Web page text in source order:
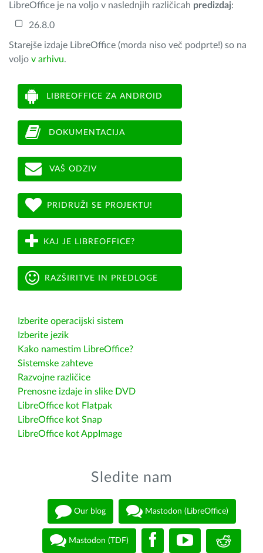
LibreOffice je na voljo v naslednjih različicah predizdaj:
26.8.0
Starejše izdaje LibreOffice (morda niso več podprte!) so na
voljo v arhivu.
LIBREOFFICE ZA ANDROID
DOKUMENTACIJA
VAŠ ODZIV
PRIDRUŽI SE PROJEKTU!
KAJ JE LIBREOFFICE?
RAZŠIRITVE IN PREDLOGE
Izberite operacijski sistem
Izberite jezik
Kako namestim LibreOffice?
Sistemske zahteve
Razvojne različice
Prenosne izdaje in slike DVD
LibreOffice kot Flatpak
LibreOffice kot Snap
LibreOffice kot AppImage
Sledite nam
Our blog Mastodon (LibreOffice)
Mastodon (TDF)